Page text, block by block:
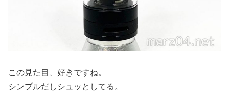
この見た目、好きですね。
シンプルだしシュッとしてる。